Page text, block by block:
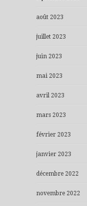
août 2023
juillet 2023
juin 2023
mai 2023
avril 2023
mars 2023
février 2023
janvier 2023
décembre 2022
novembre 2022